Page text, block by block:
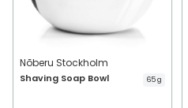
Nõberu Stockholm
Shaving Soap Bowl 65 g